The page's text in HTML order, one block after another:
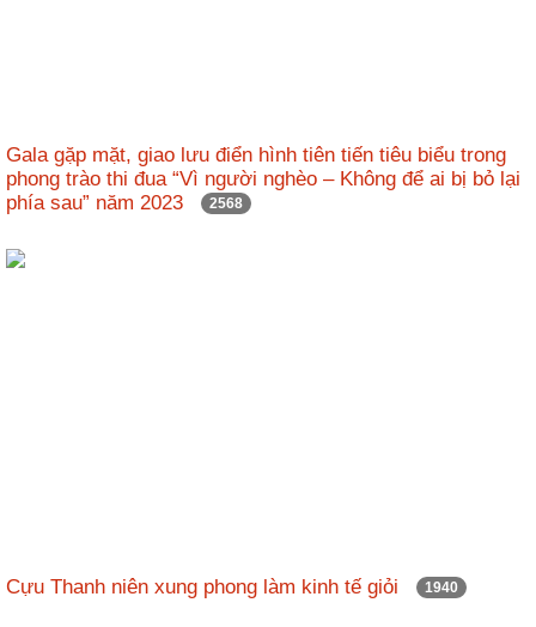
Gala gặp mặt, giao lưu điển hình tiên tiến tiêu biểu trong
phong trào thi đua “Vì người nghèo – Không để ai bị bỏ lại
phía sau” năm 2023
2568
Cựu Thanh niên xung phong làm kinh tế giỏi 1940